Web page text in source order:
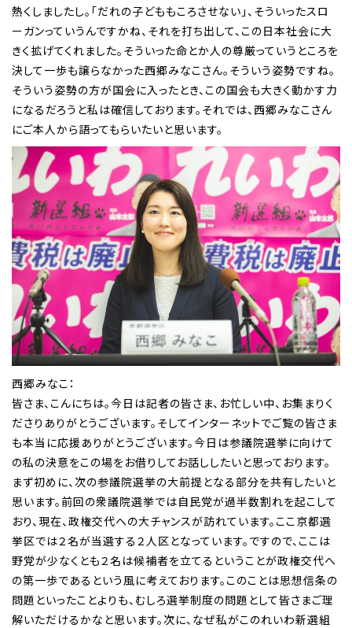
熱くしましたし。「だれの子どももころさせない」、そういったスロ
ーガンっていうんですかね、それを打ち出して、この日本社会に大
きく拡げてくれました。そういった命とか人の尊厳っていうところを
決して一歩も譲らなかった西郷みなこさん。そういう姿勢ですね。
そういう姿勢の方が国会に入ったとき、この国会も大きく動かす力
になるだろうと私は確信しております。それでは、西郷みなこさん
にご本人から語ってもらいたいと思います。
西郷みなこ：
皆さま、こんにちは。今日は記者の皆さま、お忙しい中、お集まりく
ださりありがとうございます。そしてインターネットでご覧の皆さま
も本当に応援ありがとうございます。今日は参議院選挙に向けて
の私の決意をこの場をお借りしてお話ししたいと思っております。
まず初めに、次の参議院選挙の大前提となる部分を共有したいと
思います。前回の衆議院選挙では自民党が過半数割れを起こして
おり、現在、政権交代への大チャンスが訪れています。ここ京都選
挙区では２名が当選する２人区となっています。ですので、ここは
野党が少なくとも２名は候補者を立てるということが政権交代へ
の第一歩であるという風に考えております。このことは思想信条の
問題といったことよりも、むしろ選挙制度の問題として皆さまご理
解いただけるかなと思います。次に、なぜ私がこのれいわ新選組